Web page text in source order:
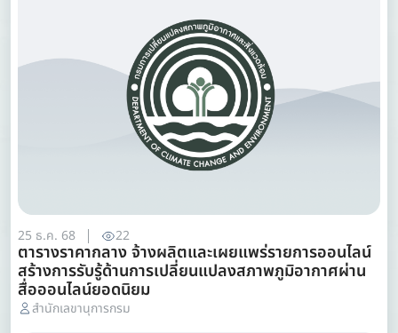
25 ธ.ค. 68 22
ตารางราคากลาง จ้างผลิตและเผยแพร่รายการออนไลน์
สร้างการรับรู้ด้านการเปลี่ยนแปลงสภาพภูมิอากาศผ่าน
สื่อออนไลน์ยอดนิยม
สำนักเลขานุการกรม